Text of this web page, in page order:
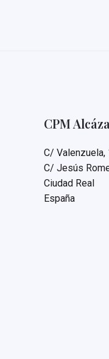
CPM
C/ Valenzuela,
C/ Jesús
Ciudad Real
España